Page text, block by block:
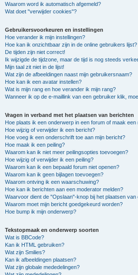
Waarom word ik automatisch afgemeld?
Wat doet "verwijder cookies"?
Gebruikersvoorkeuren en instellingen
Hoe verander ik mijn instellingen?
Hoe kan ik onzichtbaar zijn in de online gebruikers lijst?
De tijden zijn niet correct!
Ik wijzigde de tijdzone, maar de tijd is nog steeds
Mijn taal zit niet in de lijst!
Wat zijn de afbeeldingen naast mijn gebruikersnaam?
Hoe kan ik een avatar instellen?
Wat is mijn rang en hoe verander ik mijn rang?
Wanneer ik op de e-maillink van een gebruiker klik,
Vragen in verband met het plaatsen van berichten
Hoe plaats ik een onderwerp in een forum of maak een
Hoe wijzig of verwijder ik een bericht?
Hoe voeg ik een onderschrift toe aan mijn bericht?
Hoe maak ik een peiling?
Waarom kan ik niet meer peilingsopties toevoegen?
Hoe wijzig of verwijder ik een peiling?
Waarom kan ik een bepaald forum niet openen?
Waarom kan ik geen bijlagen toevoegen?
Waarom ontving ik een waarschuwing?
Hoe kan ik berichten aan een moderator melden?
Waarvoor dient de "Opslaan"-knop bij het plaatsen van
Waarom moet mijn bericht goedgekeurd worden?
Hoe bump ik mijn onderwerp?
Tekstopmaak en onderwerp soorten
Wat is BBCode?
Kan ik HTML gebruiken?
Wat zijn Smilies?
Kan ik afbeeldingen plaatsen?
Wat zijn globale mededelingen?